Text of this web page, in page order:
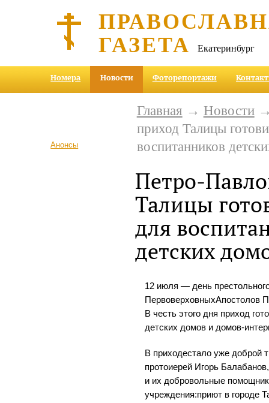
ГАЗЕТА Екатеринбург
Номера Новости Фоторепортажи
Анонсы
Главная → Новости→
приход Талицы
воспитанников
Петро-
Талицы
для
детских
12 июля — день
ПервоверховныхАпостолов
В честь этого дня приход
детских домов и домов-
В приходестало уже доброй
протоиерей Игорь
и их добровольные
учреждения:приют в городе